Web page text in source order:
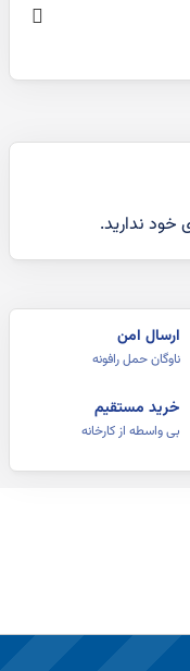
ندارید.
ارسال امن
ناوگان حمل رافونه
خرید مستقیم
بی واسطه از کارخانه